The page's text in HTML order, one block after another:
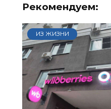
Рекомендуем:
ИЗ ЖИЗНИ